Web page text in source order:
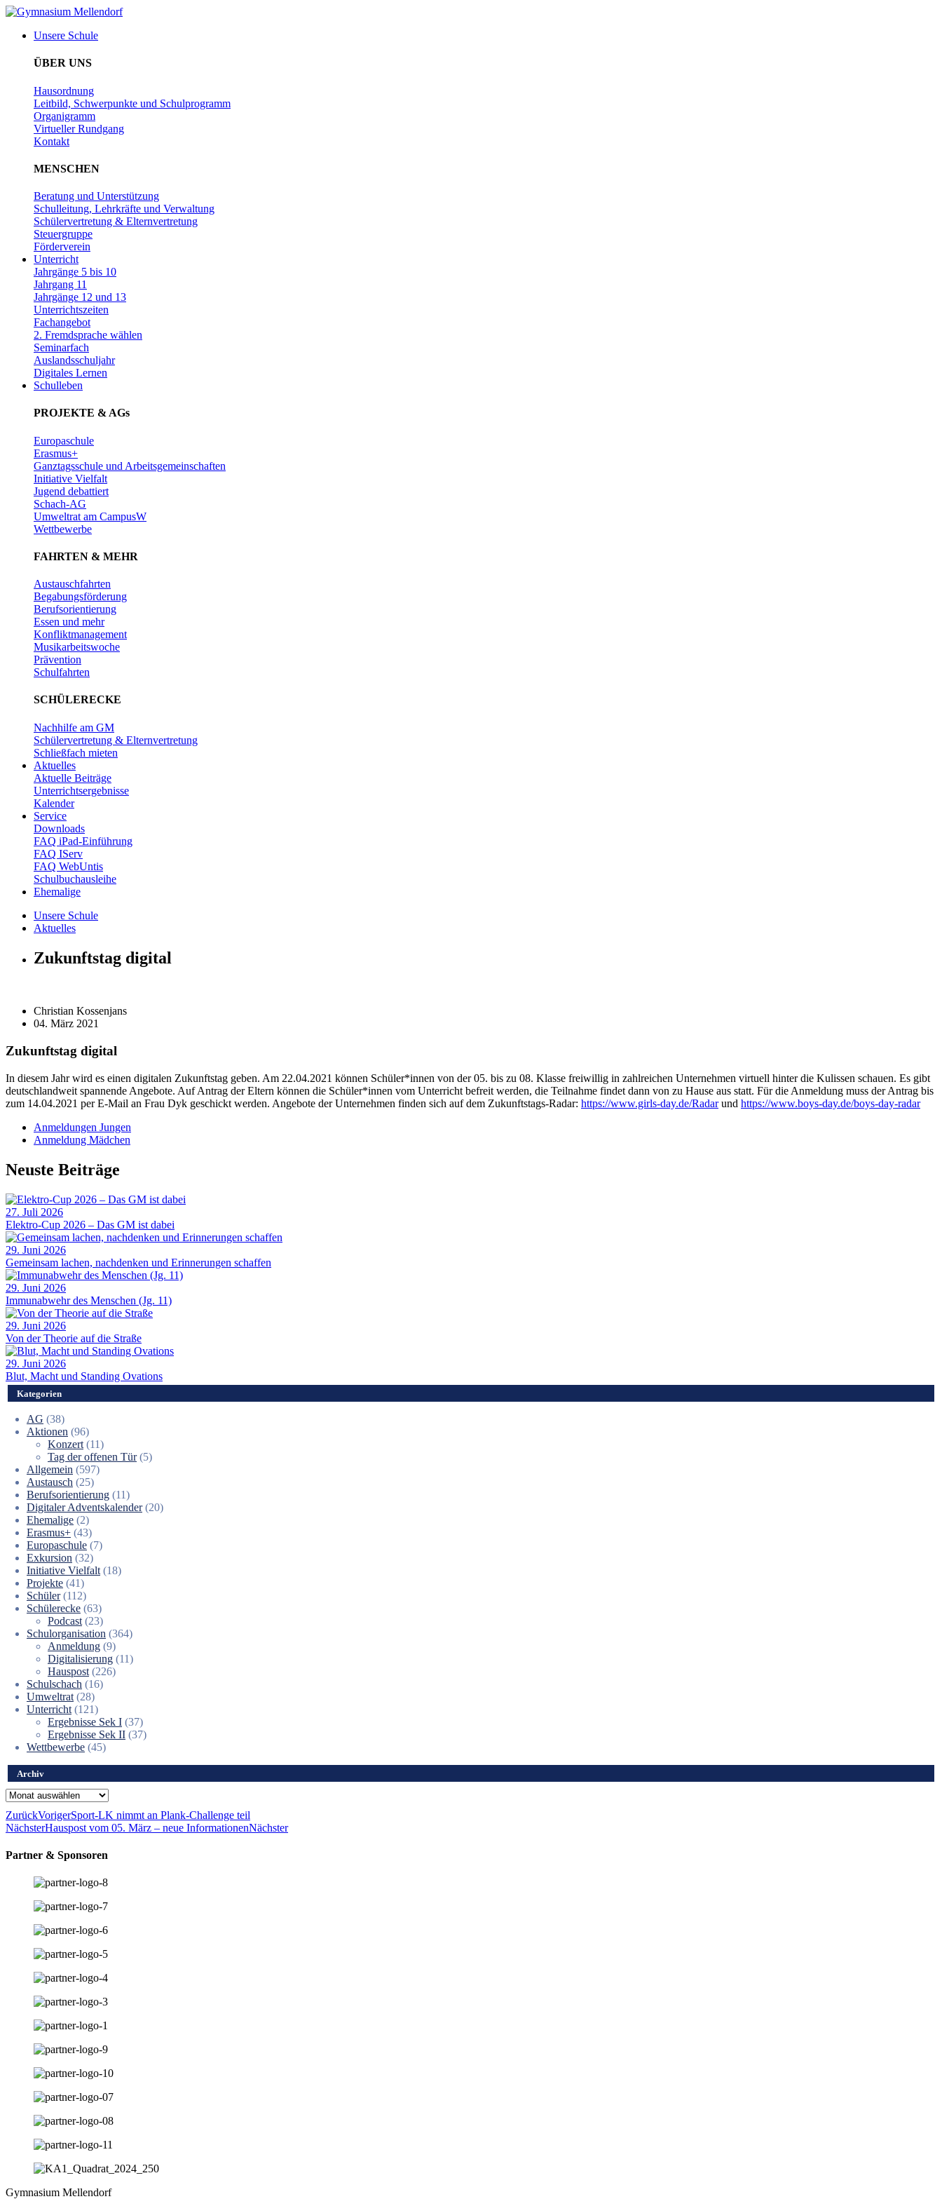
Zum
wechselnUnsere Schule
ÜBER UNS
Hausordnung
Leitbild, Schwerpunkte und Schulprogramm
Organigramm
Virtueller Rundgang
Kontakt
MENSCHEN
Beratung und Unterstützung
Schulleitung, Lehrkräfte und Verwaltung
Schülervertretung & Elternvertretung
Steuergruppe
Förderverein
Unterricht
Jahrgänge 5 bis 10
Jahrgang 11
Jahrgänge 12 und 13
Unterrichtszeiten
Fachangebot
2. Fremdsprache wählen
Seminarfach
Auslandsschuljahr
Digitales Lernen
Schulleben
PROJEKTE & AGs
Europaschule
Erasmus+
Ganztagsschule und Arbeitsgemeinschaften
Initiative Vielfalt
Jugend debattiert
Schach-AG
Umweltrat am CampusW
Wettbewerbe
FAHRTEN & MEHR
Austauschfahrten
Begabungsförderung
Berufsorientierung
Essen und mehr
Konfliktmanagement
Musikarbeitswoche
Prävention
Schulfahrten
SCHÜLERECKE
Nachhilfe am GM
Schülervertretung & Elternvertretung
Schließfach mieten
Aktuelles
Aktuelle Beiträge
Unterrichtsergebnisse
Kalender
Service
Downloads
FAQ iPad-Einführung
FAQ IServ
FAQ WebUntis
Schulbuchausleihe
Ehemalige
Unsere Schule
Aktuelles
Zukunftstag digital
Christian Kossenjans
04. März 2021
Zukunftstag digital
In diesem Jahr wird es einen digitalen Zukunftstag geben. Am 22.04.2021 können Schüler*innen von der 05. bis zu 08. Klasse freiwillig in zahlreichen Unternehmen virtuell hinter die Kulissen schauen. Es gibt
deutschlandweit spannende Angebote. Auf Antrag der Eltern können die Schüler*innen vom Unterricht befreit werden, die Teilnahme findet dann von zu Hause aus statt. Für die Anmeldung muss der Antrag bis
zum 14.04.2021 per E-Mail an Frau Dyk geschickt werden. Angebote der Unternehmen finden sich auf dem Zukunftstags-Radar: https://www.girls-day.de/Radarund https://www.boys-day.de/boys-day-radar
Anmeldungen Jungen
Anmeldung Mädchen
Neuste Beiträge
27. Juli 2026
Elektro-Cup 2026 – Das GM ist dabei
29. Juni 2026
Gemeinsam lachen, nachdenken und Erinnerungen schaffen
29. Juni 2026
Immunabwehr des Menschen (Jg. 11)
29. Juni 2026
Von der Theorie auf die Straße
29. Juni 2026
Blut, Macht und Standing Ovations
Kategorien
AG (38)
Aktionen (96)
Konzert (11)
Tag der offenen Tür(5)
Allgemein (597)
Austausch (25)
Berufsorientierung (11)
Digitaler Adventskalender(20)
Ehemalige (2)
Erasmus+ (43)
Europaschule (7)
Exkursion (32)
Initiative Vielfalt (18)
Projekte (41)
Schüler(112)
Schülerecke (63)
Podcast (23)
Schulorganisation (364)
Anmeldung (9)
Digitalisierung (11)
Hauspost (226)
Schulschach (16)
Umweltrat (28)
Unterricht (121)
Ergebnisse Sek I (37)
Ergebnisse Sek II (37)
Wettbewerbe (45)
Archiv
Archiv
ZurückVorigerSport-LK nimmt an Plank-Challenge teil
NächsterHauspost vom 05. März – neue InformationenNächster
Partner & Sponsoren
Gymnasium Mellendorf